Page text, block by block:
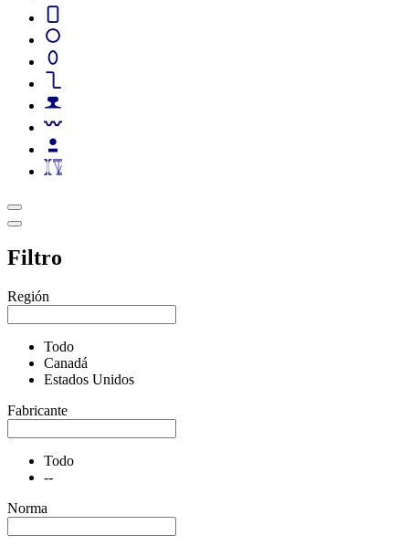
Filtro
Región
Todo
Canadá
Estados Unidos
Fabricante
Todo
--
Norma